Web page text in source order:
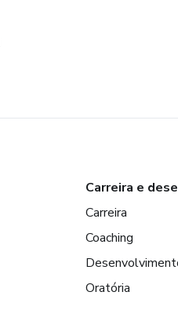
Carreira e
Carreira
Coaching
Oratória